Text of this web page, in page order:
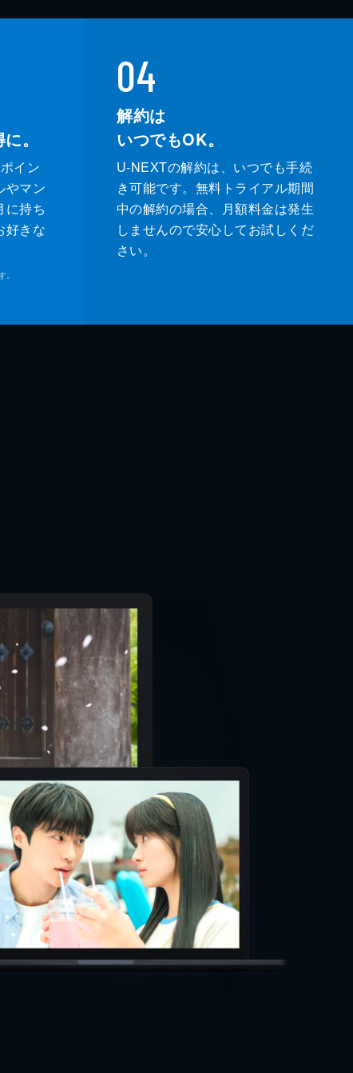
。
イン
やマン
に持ち
好きな
04
解約は
いつでもOK。
U-NEXTの解約は、いつでも手続
き可能です。無料トライアル期間
中の解約の場合、月額料金は発生
しませんので安心してお試しくだ
さい。